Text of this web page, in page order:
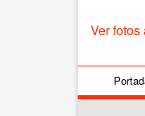
Ver